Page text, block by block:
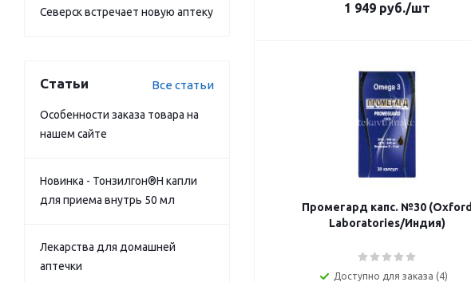
1 949 руб./шт
Промегард капс. №30 (Oxford
Laboratories/Индия)
Доступно для заказа (4)
Северск встречает новую аптеку
Статьи Все статьи
Особенности заказа товара на
нашем сайте
Новинка - Тонзилгон®Н капли
для приема внутрь 50 мл
Лекарства для домашней
аптечки